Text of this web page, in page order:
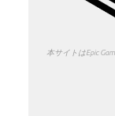
本サイトはEpic